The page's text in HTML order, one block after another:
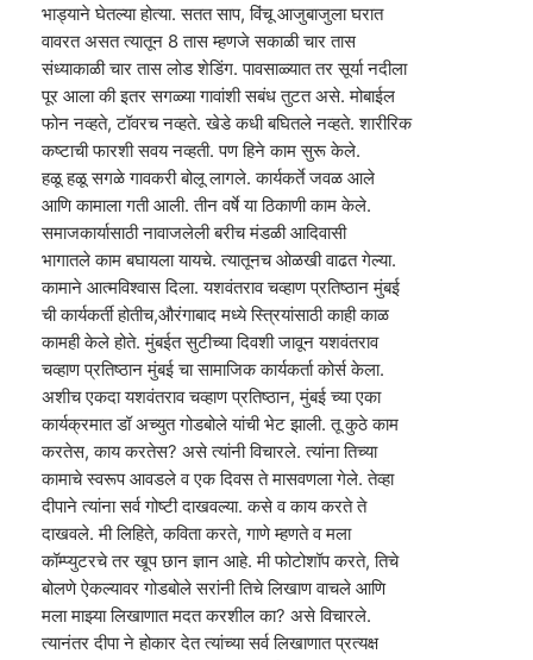
भाड्याने घेतल्या होत्या. सतत साप, विंचू आजुबाजुला घरात
वावरत असत त्यातून 8 तास म्हणजे सकाळी चार तास
संध्याकाळी चार तास लोड शेडिंग. पावसाळ्यात तर सूर्या नदीला
पूर आला की इतर सगळ्या गावांशी सबंध तुटत असे. मोबाईल
फोन नव्हते, टॉवरच नव्हते. खेडे कधी बघितले नव्हते. शारीरिक
कष्टाची फारशी सवय नव्हती. पण हिने काम सुरू केले.
हळू हळू सगळे गावकरी बोलू लागले. कार्यकर्ते जवळ आले
आणि कामाला गती आली. तीन वर्षे या ठिकाणी काम केले.
समाजकार्यासाठी नावाजलेली बरीच मंडळी आदिवासी
भागातले काम बघायला यायचे. त्यातूनच ओळखी वाढत गेल्या.
कामाने आत्मविश्वास दिला. यशवंतराव चव्हाण प्रतिष्ठान मुंबई
ची कार्यकर्ती होतीच,औरंगाबाद मध्ये स्त्रियांसाठी काही काळ
कामही केले होते. मुंबईत सुटीच्या दिवशी जावून यशवंतराव
चव्हाण प्रतिष्ठान मुंबई चा सामाजिक कार्यकर्ता कोर्स केला.
अशीच एकदा यशवंतराव चव्हाण प्रतिष्ठान, मुंबई च्या एका
कार्यक्रमात डॉ अच्युत गोडबोले यांची भेट झाली. तू कुठे काम
करतेस, काय करतेस? असे त्यांनी विचारले. त्यांना तिच्या
कामाचे स्वरूप आवडले व एक दिवस ते मासवणला गेले. तेव्हा
दीपाने त्यांना सर्व गोष्टी दाखवल्या. कसे व काय करते ते
दाखवले. मी लिहिते, कविता करते, गाणे म्हणते व मला
कॉम्प्युटरचे तर खूप छान ज्ञान आहे. मी फोटोशॉप करते, तिचे
बोलणे ऐकल्यावर गोडबोले सरांनी तिचे लिखाण वाचले आणि
मला माझ्या लिखाणात मदत करशील का? असे विचारले.
त्यानंतर दीपा ने होकार देत त्यांच्या सर्व लिखाणात प्रत्यक्ष